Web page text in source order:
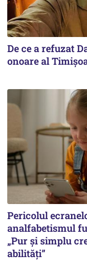
De ce a refuzat
onoare al
Pericolul
analfabetismul
„Pur și simplu
abilități”